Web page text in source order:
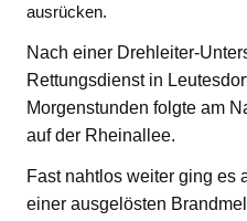
ausrücken.
Nach einer Drehleiter-
Rettungsdienst in
Morgenstunden folgte am
auf der Rheinallee.
Fast nahtlos weiter ging es
einer ausgelösten